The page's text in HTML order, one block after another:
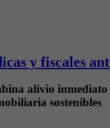
y fiscales
alivio
sostenibles